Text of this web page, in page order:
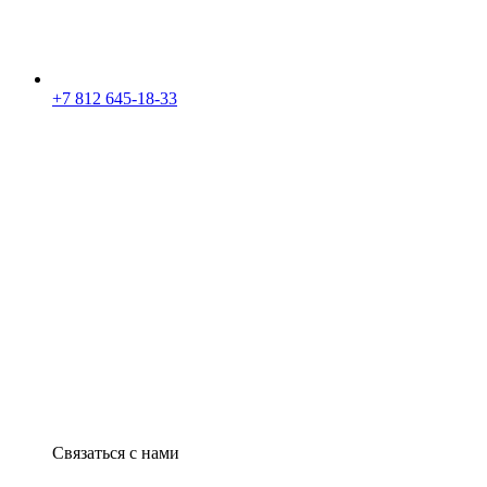
+7 812 645-18-33
Связаться с нами